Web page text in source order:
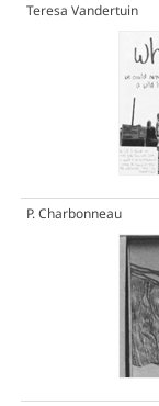
Teresa Vandertuin
P. Charbonneau